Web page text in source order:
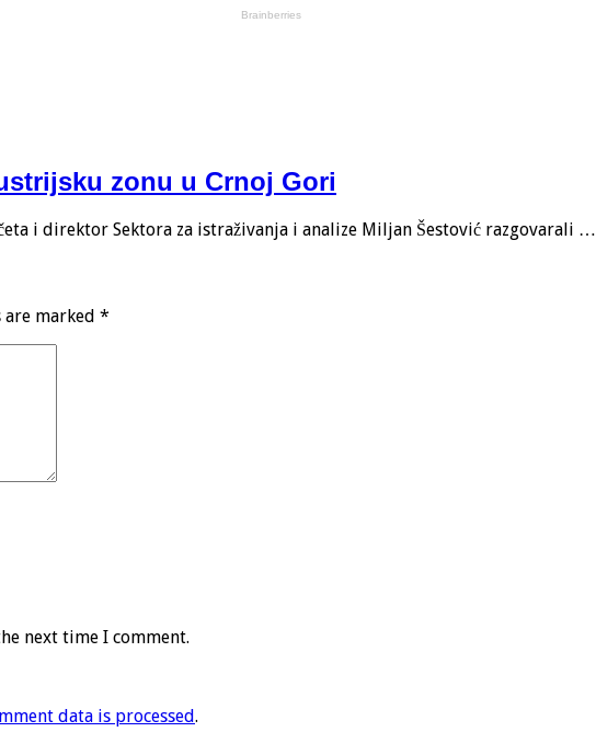
zonu u Crnoj Gori
i direktor Sektora za istraživanja i analize Miljan Šestović razgovarali …
marked *
next time I comment.
data is processed.